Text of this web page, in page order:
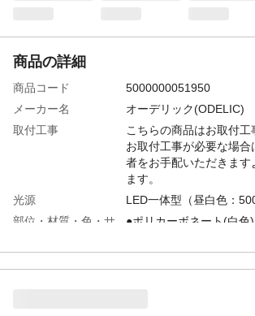
商品の詳細
商品コード
5000000051950
メーカー名
オーデリック(ODELIC)
取付工事
こちらの商品はお取付
お取付工事が必要な場
者をお手配いただきます
ます。
光源
LED一体型（昼白色：
部位・材質・色・サ
●ポリカーボネート(白